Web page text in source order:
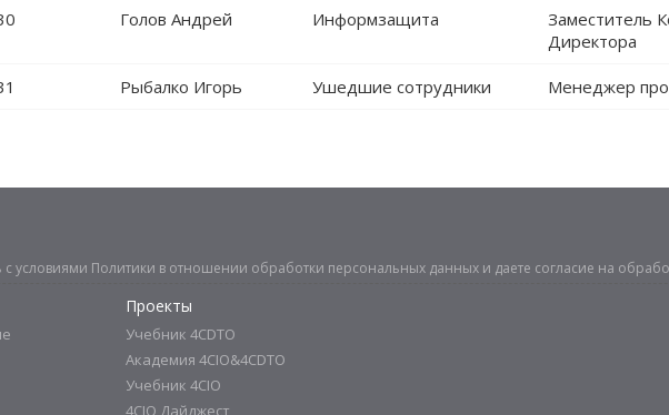
Голов Андрей Информзащита
Заместитель
Директора
Рыбалко Игорь Ушедшие сотрудники Менеджер
условиями Политики в отношении обработки персональных данных и даете согласие на
Проекты
Учебник 4CDTO
Академия 4CIO&4CDTO
Учебник 4CIO
4CIO Дайджест